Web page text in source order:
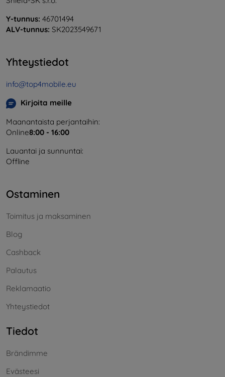
Y-tunnus: 46701494
ALV-tunnus: SK2023549671
Yhteystiedot
info@top4mobile.eu
Kirjoita meille
Maanantaista perjantaihin:
Online8:00 - 16:00
Lauantai ja sunnuntai:
Offline
Ostaminen
Toimitus ja maksaminen
Blog
Cashback
Palautus
Reklamaatio
Yhteystiedot
Tiedot
Brändimme
Evästeesi